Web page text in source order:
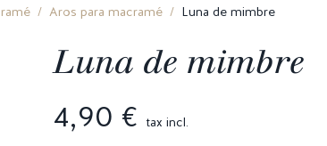
Aros para macramé Luna de mimbre
Luna de mimbre
4,90 € tax incl.